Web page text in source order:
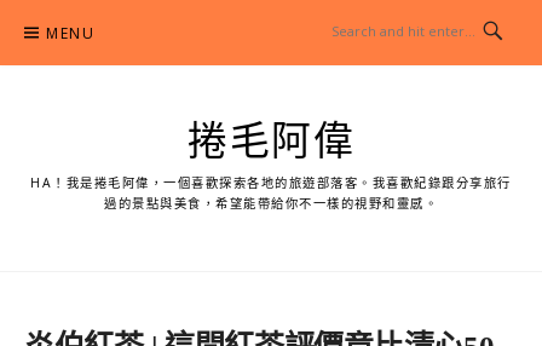
content
MENU
捲毛阿偉
HA！我是捲毛阿偉，一個喜歡探索各地的旅遊部落客。我喜歡紀錄跟分享旅行
過的景點與美食，希望能帶給你不一樣的視野和靈感。